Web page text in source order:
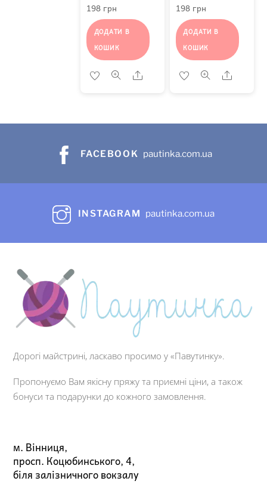
198 грн
ДОДАТИ В
КОШИК
Share
198 грн
ДОДАТИ В
КОШИК
Share
FACEBOOK pautinka.com.ua
INSTAGRAM pautinka.com.ua
Дорогі майстрині, ласкаво просимо у «Павутинку».
Пропонуємо Вам якісну пряжу та приємні ціни, а також
бонуси та подарунки до кожного замовлення.
м. Вінниця,
просп. Коцюбинського, 4,
біля залізничного вокзалу